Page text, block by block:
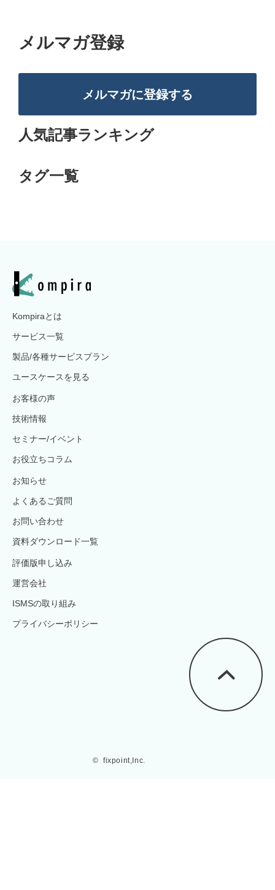
メルマガ登録
メルマガに登録する
人気記事ランキング
タグ一覧
Kompiraとは
サービス一覧
製品/各種サービスプラン
ユースケースを見る
お客様の声
技術情報
セミナー/イベント
お役立ちコラム
お知らせ
よくあるご質問
お問い合わせ
資料ダウンロード一覧
評価版申し込み
運営会社
ISMSの取り組み
プライバシーポリシー
©  fixpoint,Inc.